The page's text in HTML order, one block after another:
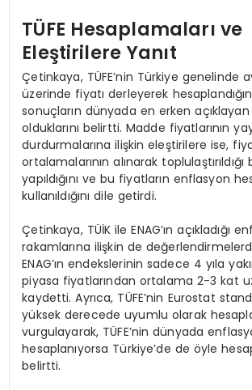
TÜFE Hesaplamaları ve
Eleştirilere Yanıt
Çetinkaya, TÜFE’nin Türkiye genelinde
üzerinde fiyatı derleyerek
sonuçların dünyada en erken
olduklarını belirtti. Madde fiyatlarının
durdurmalarına ilişkin eleştirilere ise,
ortalamalarının alınarak
yapıldığını ve bu fiyatların enflasyon
kullanıldığını dile getirdi.
Çetinkaya, TÜİK ile ENAG’ın açıkladığı
rakamlarına ilişkin de
ENAG’ın endekslerinin sadece 4 yıla
piyasa fiyatlarından ortalama 2-3 kat
kaydetti. Ayrıca, TÜFE’nin Eurostat
yüksek derecede uyumlu olarak
vurgulayarak, TÜFE’nin dünyada
hesaplanıyorsa Türkiye’de de öyle
belirtti.